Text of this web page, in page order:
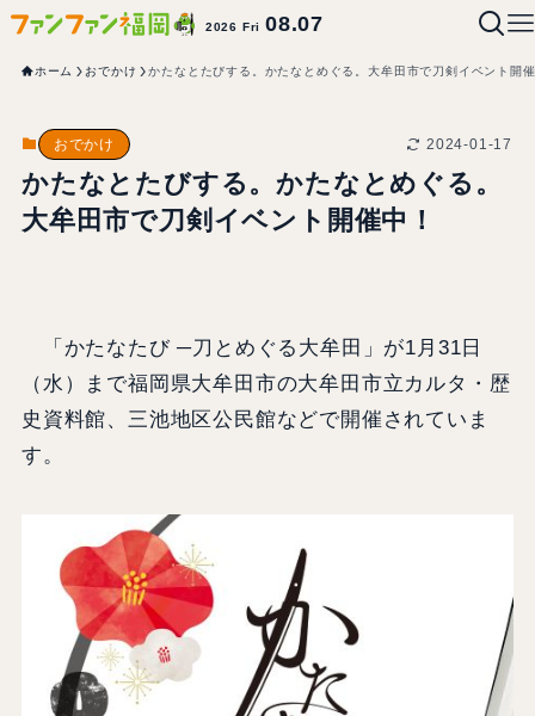
2026 Fri08.07
ホーム おでかけ かたなとたびする。かたなとめぐる。大牟田市で刀剣イベント開
おでかけ 2024-01-17
かたなとたびする。かたなとめぐる。
大牟田市で刀剣イベント開催中！
「かたなたび ─刀とめぐる大牟田」が1月31日
（水）まで福岡県大牟田市の大牟田市立カルタ・歴
史資料館、三池地区公民館などで開催されていま
す。